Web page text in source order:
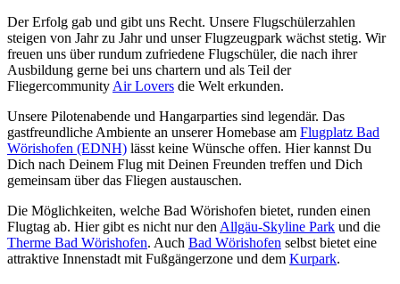
Der Erfolg gab und gibt uns Recht. Unsere Flugschülerzahlen
steigen von Jahr zu Jahr und unser Flugzeugpark wächst stetig. Wir
freuen uns über rundum zufriedene Flugschüler, die nach ihrer
Ausbildung gerne bei uns chartern und als Teil der
Fliegercommunity Air Lovers die Welt erkunden.
Unsere Pilotenabende und Hangarparties sind legendär. Das
gastfreundliche Ambiente an unserer Homebase am Flugplatz Bad
Wörishofen (EDNH) lässt keine Wünsche offen. Hier kannst Du
Dich nach Deinem Flug mit Deinen Freunden treffen und Dich
gemeinsam über das Fliegen austauschen.
Die Möglichkeiten, welche Bad Wörishofen bietet, runden einen
Flugtag ab. Hier gibt es nicht nur den Allgäu-Skyline Park und die
Therme Bad Wörishofen. Auch Bad Wörishofen selbst bietet eine
attraktive Innenstadt mit Fußgängerzone und dem Kurpark.